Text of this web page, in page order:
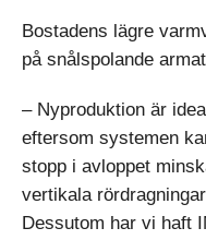
Bostadens lägre
på snålspolande
– Nyproduktion är
eftersom systemen
stopp i avloppet
vertikala
Dessutom har vi haft